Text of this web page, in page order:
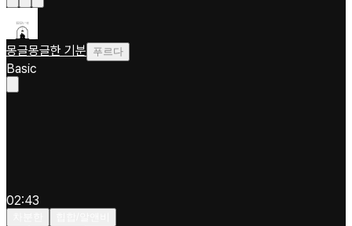
몽글몽글한 기분 푸르다
Basic
02:43